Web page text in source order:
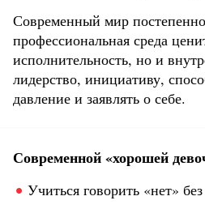
Современный мир
профессиональная среда
исполнительность, но и
лидерство, инициативу,
давление и заявлять о себе.
Современной «хорошей
Учиться говорить «нет»